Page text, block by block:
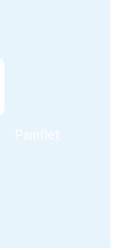
Pamflet